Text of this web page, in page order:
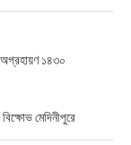
১৪৩০
মেদিনীপুরে